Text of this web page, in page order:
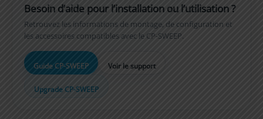
Besoin d’aide pour l’installation ou l’utilisation ?
Retrouvez les informations de montage, de configuration et
les accessoires compatibles avec le CP-SWEEP.
Guide CP-SWEEP Voir le support
Upgrade CP-SWEEP